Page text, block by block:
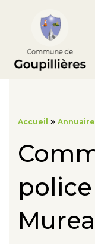
Accueil » Annuaire